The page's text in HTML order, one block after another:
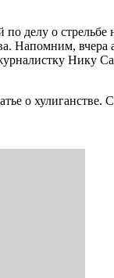
делу о
Напомним,
Нику
о